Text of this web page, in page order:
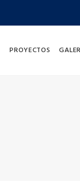
PROYECTOS